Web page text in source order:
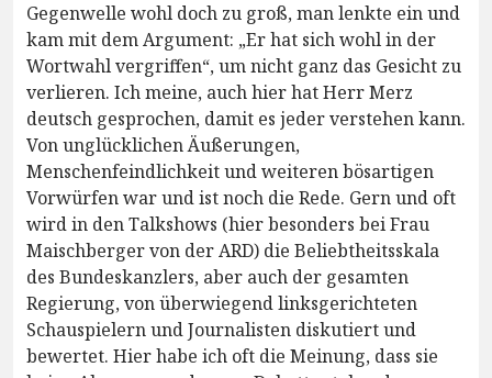
Gegenwelle wohl doch zu groß, man lenkte ein und
kam mit dem Argument: „Er hat sich wohl in der
Wortwahl vergriffen“, um nicht ganz das Gesicht zu
verlieren. Ich meine, auch hier hat Herr Merz
deutsch gesprochen, damit es jeder verstehen kann.
Von unglücklichen Äußerungen,
Menschenfeindlichkeit und weiteren bösartigen
Vorwürfen war und ist noch die Rede. Gern und oft
wird in den Talkshows (hier besonders bei Frau
Maischberger von der ARD) die Beliebtheitsskala
des Bundeskanzlers, aber auch der gesamten
Regierung, von überwiegend linksgerichteten
Schauspielern und Journalisten diskutiert und
bewertet. Hier habe ich oft die Meinung, dass sie